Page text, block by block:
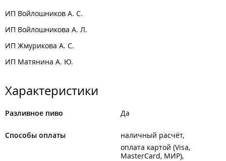
ИП Войлошников А. С.
ИП Войлошникова А. Л.
ИП Жмурикова А. С.
ИП Матянина А. Ю.
Характеристики
Разливное пиво Да
Способы оплаты
наличный расчёт
оплата картой (Visa,
MasterCard, МИР)